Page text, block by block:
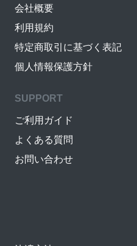
会社概要
利用規約
特定商取引に基づく表記
個人情報保護方針
SUPPORT
ご利用ガイド
よくある質問
お問い合わせ